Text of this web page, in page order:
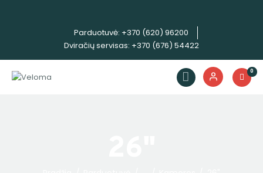
Parduotuvė: +370 (620) 96200
Dviračių servisas: +370 (676) 54422
0
Dviračiai
Priedai